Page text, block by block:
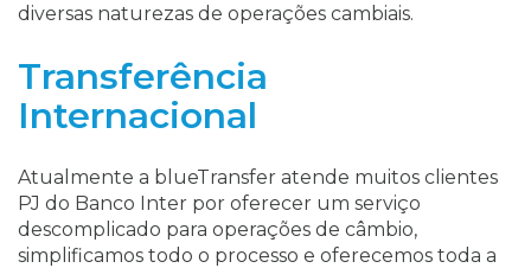
diversas naturezas de operações cambiais.
Transferência
Internacional
Atualmente a blueTransfer atende muitos clientes
PJ do Banco Inter por oferecer um serviço
descomplicado para operações de câmbio,
simplificamos todo o processo e oferecemos toda a